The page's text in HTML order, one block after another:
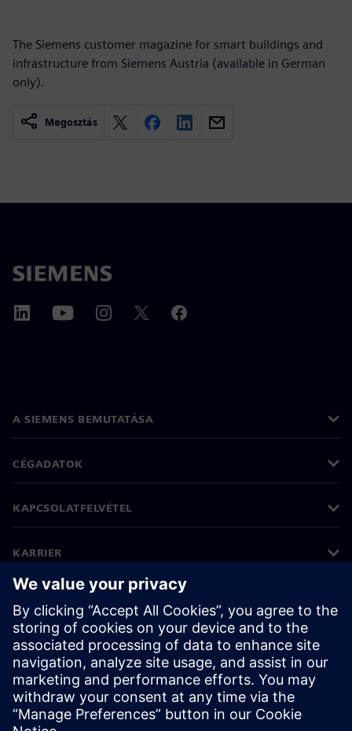
The Siemens customer magazine for smart buildings and
infrastructure from Siemens Austria (available in German
only).
Megosztás
A SIEMENS BEMUTATÁSA
CÉGADATOK
KAPCSOLATFELVÉTEL
KARRIER
©Siemens 2026
Vállalati információk
Adatvédelmi nyilatkozat